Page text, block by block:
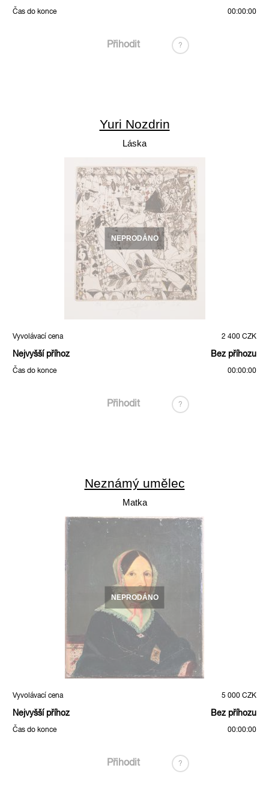
Čas do konce 00:00:00
Přihodit ?
Yuri Nozdrin
Láska
NEPRODÁNO
Vyvolávací cena 2 400 CZK
Nejvyšší příhoz Bez příhozu
Čas do konce 00:00:00
Přihodit ?
Neznámý umělec
Matka
NEPRODÁNO
Vyvolávací cena 5 000 CZK
Nejvyšší příhoz Bez příhozu
Čas do konce 00:00:00
Přihodit ?